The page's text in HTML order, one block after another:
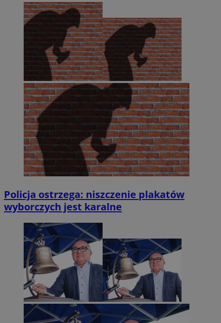
Policja ostrzega: niszczenie plakatów
wyborczych jest karalne